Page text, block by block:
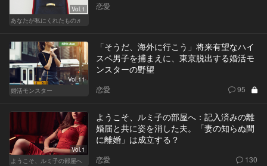
Vol.1
あなたが私にくれたもの♬
恋愛
Vol.11
婚活モンスター
「そうだ、海外に行こう」将来有望なハイ
スペ男子を捕まえに、東京脱出する婚活モ
ンスターの野望
恋愛 95
Vol.1
ようこそ、ルミ子の部屋へ
ようこそ、ルミ子の部屋へ：記入済みの離
婚届と共に姿を消した夫。「妻の知らぬ間
に離婚」は成立する？
恋愛 130